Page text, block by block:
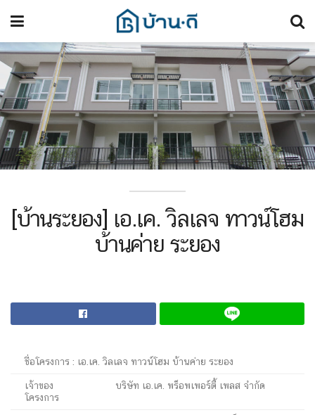
[บ้านระยอง] เอ.เค. วิลเลจ ทาวน์โฮม
บ้านค่าย ระยอง
ชื่อโครงการ : เอ.เค. วิลเลจ ทาวน์โฮม บ้านค่าย ระยอง
เจ้าของ
โครงการ
บริษัท เอ.เค. พร็อพเพอร์ตี้ เพลส จำกัด